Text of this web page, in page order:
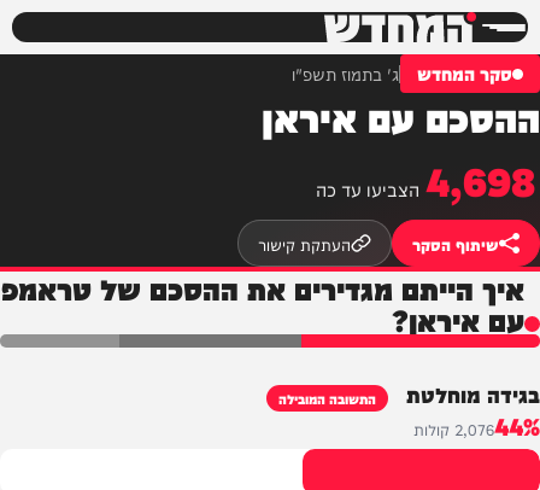
המחדש
סקר המחדש
ג' בתמוז תשפ"ו
ההסכם עם איראן
4,698 הצביעו עד כה
שיתוף הסקר העתקת קישור
איך הייתם מגדירים את ההסכם של טראמפ
עם איראן?
בגידה מוחלטת התשובה המובילה
44%2,076 קולות